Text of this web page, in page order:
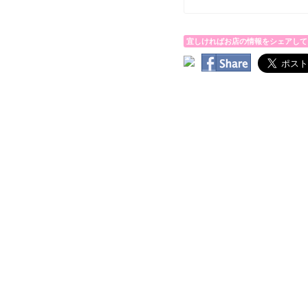
宜しければお店の情報をシェアし